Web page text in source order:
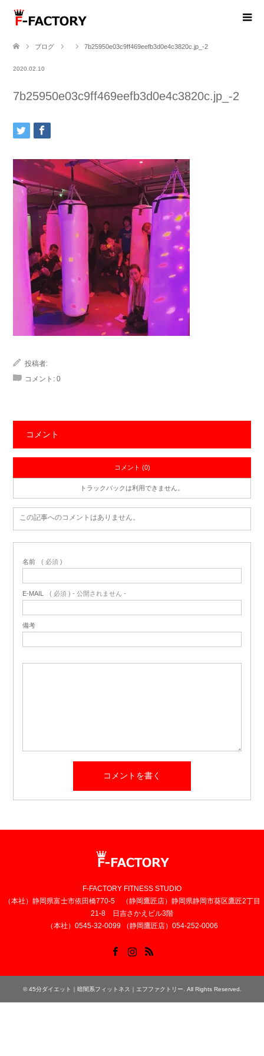
ブログ 7b25950e03c9ff469eefb3d0e4c3820c.jp_-2
2020.02.10
7b25950e03c9ff469eefb3d0e4c3820c.jp_-2
投稿者:
コメント: 0
コメント
コメント (0)
トラックバックは利用できません。
この記事へのコメントはありません。
名前 ( 必須 )
E-MAIL ( 必須 ) - 公開されません -
備考
F-FACTORY FITNESS STUDIO
（本社）静岡県富士市依田橋770-5 （静岡鷹匠店）静岡県静岡市葵区鷹匠2丁目
21-8 日吉さかえビル3階
（本社）0545-32-0099 （静岡鷹匠店）054-252-0006
©45分ダイエット｜暗闇系フィットネス｜エフファクトリー . All Rights Reserved.